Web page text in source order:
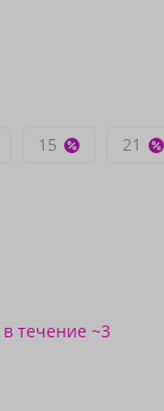
15 21
в течение ~3